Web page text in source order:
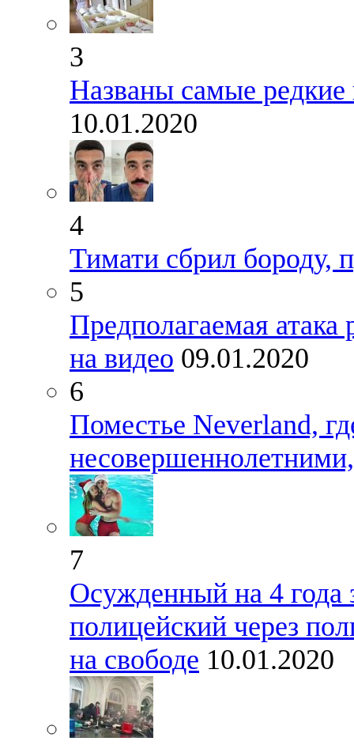
3
Названы самые
10.01.2020
4
Тимати сбрил бороду,
5
Предполагаемая атака
на видео 09.01.2020
6
Поместье Neverland,
7
Осужденный на 4
полицейский через
на свободе 10.01.2020